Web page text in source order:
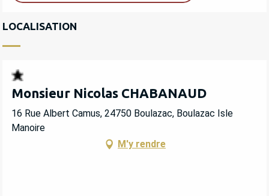
LOCALISATION
Monsieur Nicolas CHABANAUD
16 Rue Albert Camus, 24750 Boulazac, Boulazac Isle
Manoire
M'y rendre